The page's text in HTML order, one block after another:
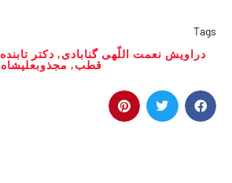
Tags
دراویش نعمت اللّهی گنابادی, دکتر تابنده
قطب, مجذوبعلیشاه